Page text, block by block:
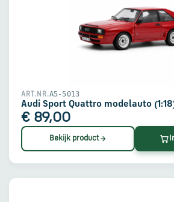
WhatsApp
een
e-
ART.NR.A5-5013
Audi Sport Quattro modelauto
€ 89,00
Bekijk product